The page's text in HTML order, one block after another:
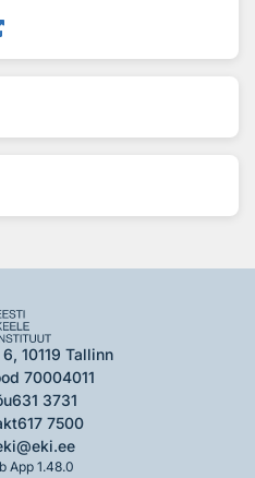
10119 Tallinn
70004011
631 3731
617 7500
App 1.48.0